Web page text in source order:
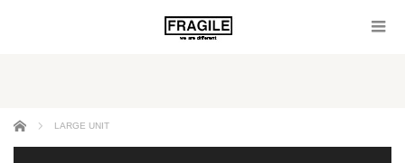
ホーム LARGE UNIT